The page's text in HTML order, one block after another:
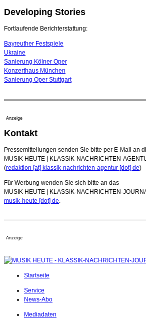
Dirigent Nicolás Pasquet mit Würth-Preis
Jeunesses Musicales ausgezeichnet
07. August 2026 - 13:20 Uhr
Developing Stories
Fortlaufende Berichterstattung:
Bayreuther Festspiele
Ukraine
Sanierung Kölner Oper
Konzerthaus München
Sanierung Oper Stuttgart
Anzeige
Kontakt
Pressemitteilungen senden Sie bitte per E-Mail an
MUSIK HEUTE | KLASSIK-NACHRICHTEN-
(redaktion [at] klassik-nachrichten-agentur [dot] de)
Für Werbung wenden Sie sich bitte an das
MUSIK HEUTE | KLASSIK-NACHRICHTEN-
musik-heute [dot] de
Anzeige
Startseite
Service
News-Abo
Mediadaten